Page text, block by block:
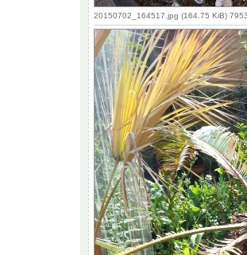
20150702_164517.jpg (164.75 KiB)